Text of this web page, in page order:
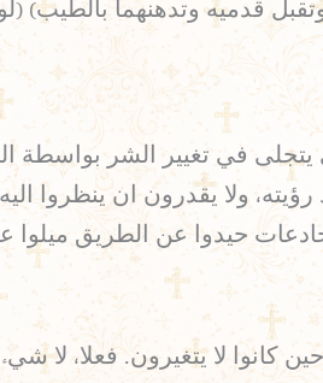
وتدهنهما بالطيب) (لو7: 36-
يتجلى في تغيير الشر بواسطة
ولا يقدرون ان ينظروا
مخادعات حيدوا عن الطريق
كانوا لا يتغيرون. فعلا، لا